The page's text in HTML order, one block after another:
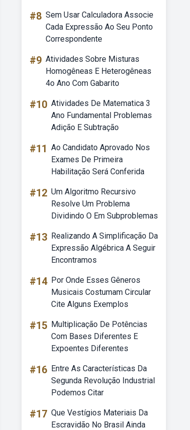
#8 Sem Usar Calculadora Associe
Cada Expressão Ao Seu Ponto
Correspondente
#9 Atividades Sobre Misturas
Homogêneas E Heterogêneas
4o Ano Com Gabarito
#10 Atividades De Matematica 3
Ano Fundamental Problemas
Adição E Subtração
#11 Ao Candidato Aprovado Nos
Exames De Primeira
Habilitação Será Conferida
#12 Um Algoritmo Recursivo
Resolve Um Problema
Dividindo O Em Subproblemas
#13 Realizando A Simplificação Da
Expressão Algébrica A Seguir
Encontramos
#14 Por Onde Esses Gêneros
Musicais Costumam Circular
Cite Alguns Exemplos
#15 Multiplicação De Potências
Com Bases Diferentes E
Expoentes Diferentes
#16 Entre As Características Da
Segunda Revolução Industrial
Podemos Citar
#17 Que Vestígios Materiais Da
Escravidão No Brasil Ainda